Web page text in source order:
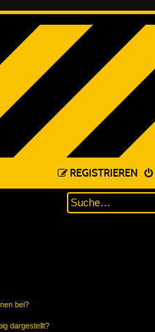
REGISTRIEREN
bei?
dargestellt?